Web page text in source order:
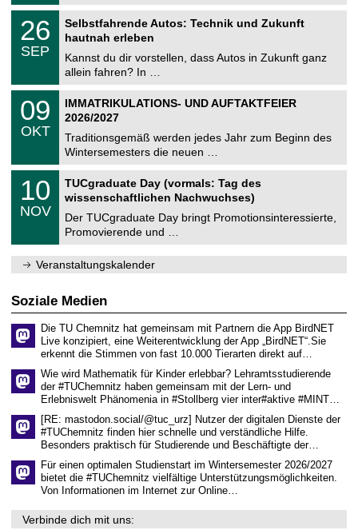
n2
0
2
6
n
2
6
.
0
2
0
2
6
26
SEP
Selbstfahrende Autos: Technik und Zukunft
hautnah erleben
Kannst du dir vorstellen, dass Autos in Zukunft ganz
allein fahren? In …
n
0
9
.
1
2
0
2
6
09
OKT
IMMATRIKULATIONS- UND AUFTAKTFEIER
2026/2027
Traditionsgemäß werden jedes Jahr zum Beginn des
Wintersemesters die neuen …
m
f
ü
d
e
w
s
e
n
c
h
a
t
i
h
1
.
1
2
0
2
10
NOV
TUCgraduate Day (vormals: Tag des
wissenschaftlichen Nachwuchses)
Der TUCgraduate Day bringt Promotionsinteressierte,
Promovierende und …
Veranstaltungskalender
Soziale Medien
Die TU Chemnitz hat gemeinsam mit Partnern die App BirdNET
Live konzipiert, eine Weiterentwicklung der App „BirdNET“.Sie
erkennt die Stimmen von fast 10.000 Tierarten direkt auf…
Wie wird Mathematik für Kinder erlebbar? Lehramtsstudierende
der #TUChemnitz haben gemeinsam mit der Lern- und
Erlebniswelt Phänomenia in #Stollberg vier inter#aktive #MINT…
[RE: mastodon.social/@tuc_urz] Nutzer der digitalen Dienste der
#TUChemnitz finden hier schnelle und verständliche Hilfe.
Besonders praktisch für Studierende und Beschäftigte der…
Für einen optimalen Studienstart im Wintersemester 2026/2027
bietet die #TUChemnitz vielfältige Unterstützungsmöglichkeiten.
Von Informationen im Internet zur Online…
Verbinde dich mit uns: